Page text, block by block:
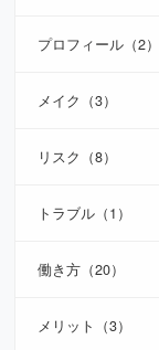
プロフィール（2）
メイク（3）
リスク（8）
トラブル（1）
働き方（20）
メリット（3）